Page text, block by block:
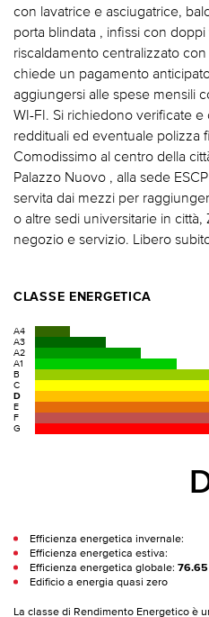
con lavatrice e asciugatrice,
porta blindata , infissi con
riscaldamento centralizzato
chiede un pagamento
aggiungersi alle spese mensili
WI-FI. Si richiedono verificate
reddituali ed eventuale polizza
Comodissimo al centro della
Palazzo Nuovo , alla sede
servita dai mezzi per
o altre sedi universitarie in
negozio e servizio. Libero
CLASSE ENERGETICA
A4
A3
A2
A1
B
C
D
E
F
G
Efficienza energetica invernale:
Efficienza energetica estiva:
Efficienza energetica globale:
Edificio a energia quasi zero
La classe di Rendimento Energetico è